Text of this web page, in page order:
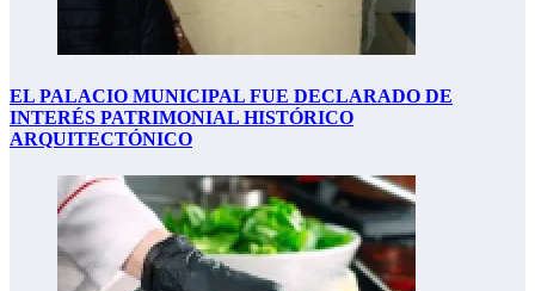
EL PALACIO MUNICIPAL FUE DECLARADO DE
INTERÉS PATRIMONIAL HISTÓRICO
ARQUITECTÓNICO